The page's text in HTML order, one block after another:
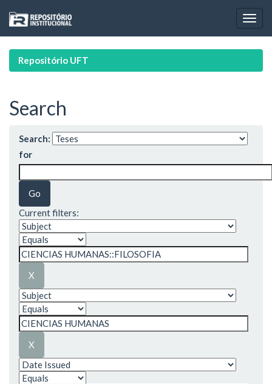
navigation
Repositório UFT
Search
Search:
for
Current filters: